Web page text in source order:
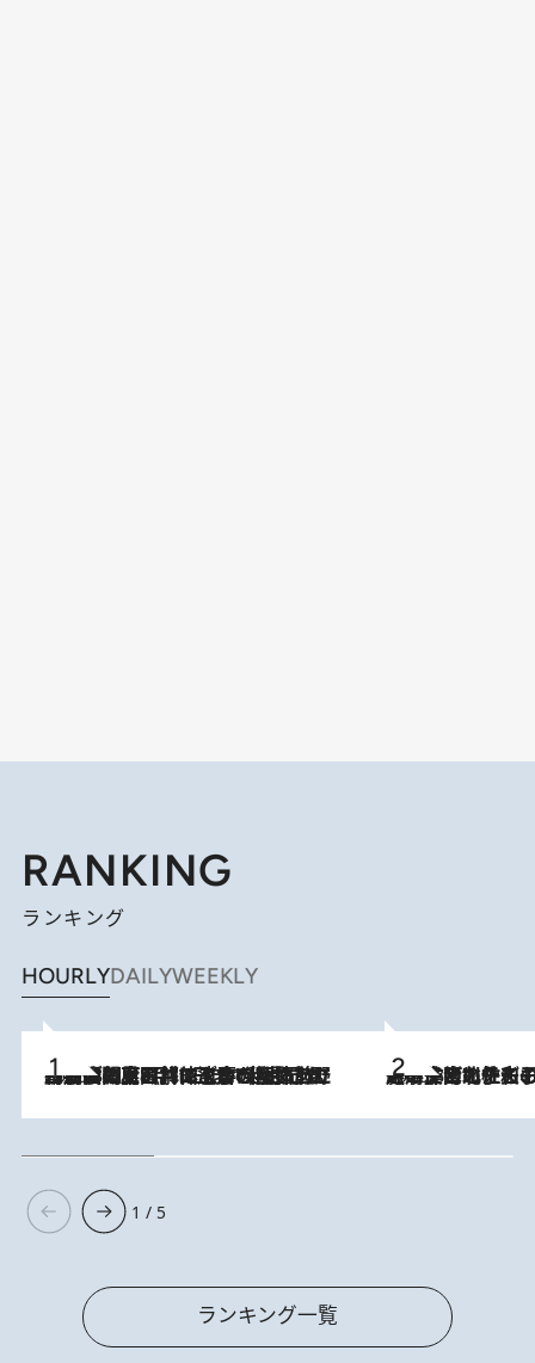
RANKING
ランキング
HOURLYDAILYWEEKLY
2026.8.8
「最後に見られてよかった」上野動物園の東園パンダ舎が解体前に特別公開。8月16日まで延長されたパネル展と共に辿る“半世紀”のパンダ飼育《解体工事の図面あり》 2026.8.3
《「文士の子ども被害者の会」発足！》阿川佐和子（72）が語る遠藤周作に北杜夫、劇作家・矢代静一の子どもたちの“文豪プライベート事件簿”
1 / 5
ランキング一覧